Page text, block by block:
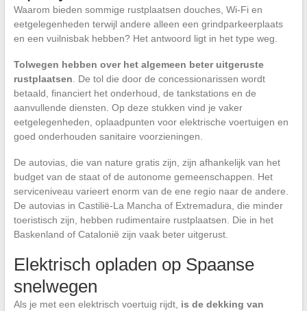
Waarom bieden sommige rustplaatsen douches, Wi-Fi en
eetgelegenheden terwijl andere alleen een grindparkeerplaats
en een vuilnisbak hebben? Het antwoord ligt in het type weg.
Tolwegen hebben over het algemeen beter uitgeruste
rustplaatsen . De tol die door de concessionarissen wordt
betaald, financiert het onderhoud, de tankstations en de
aanvullende diensten. Op deze stukken vind je vaker
eetgelegenheden, oplaadpunten voor elektrische voertuigen en
goed onderhouden sanitaire voorzieningen.
De autovias, die van nature gratis zijn, zijn afhankelijk van het
budget van de staat of de autonome gemeenschappen. Het
serviceniveau varieert enorm van de ene regio naar de andere.
De autovias in Castilië-La Mancha of Extremadura, die minder
toeristisch zijn, hebben rudimentaire rustplaatsen. Die in het
Baskenland of Catalonië zijn vaak beter uitgerust.
Elektrisch opladen op Spaanse
snelwegen
Als je met een elektrisch voertuig rijdt, is de dekking van